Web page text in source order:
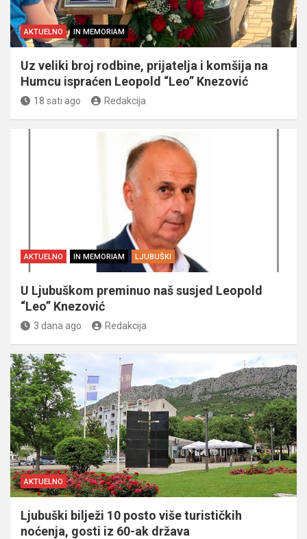
AKTUELNO IN MEMORIAM
Uz veliki broj rodbine, prijatelja i komšija na
Humcu ispraćen Leopold “Leo” Knezović
18 sati ago Redakcija
AKTUELNO IN MEMORIAM LJUBUŠKI
U Ljubuškom preminuo naš susjed Leopold
“Leo” Knezović
3 dana ago Redakcija
AKTUELNO
Ljubuški bilježi 10 posto više turističkih
noćenja, gosti iz 60-ak država